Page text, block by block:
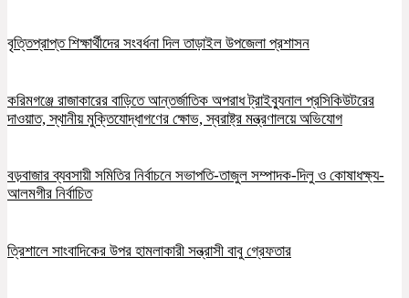
বৃত্তিপ্রাপ্ত শিক্ষার্থীদের সংবর্ধনা দিল তাড়াইল উপজেলা প্রশাসন
করিমগঞ্জে রাজাকারের বাড়িতে আন্তর্জাতিক অপরাধ ট্রাইব্যুনাল প্রসিকিউটরের
দাওয়াত, স্থানীয় মুক্তিযোদ্ধাগণের ক্ষোভ, স্বরাষ্ট্র মন্ত্রণালয়ে অভিযোগ
বড়বাজার ব্যবসায়ী সমিতির নির্বাচনে সভাপতি-তাজুল সম্পাদক-দিলু ও কোষাধক্ষ্য-
আলমগীর নির্বাচিত
ত্রিশালে সাংবাদিকের উপর হামলাকারী সন্ত্রাসী বাবু গ্রেফতার